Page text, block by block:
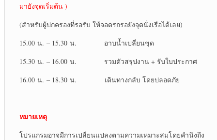
มายังจุดเริ่มต้น )
(สำหรับผู้ปกครองที่รอรับ ให้จอดรถรอยังจุดนั่งเรือได้เลย)
15.00 น. – 15.30 น. อาบน้ำเปลี่ยนชุด
15.30 น. – 16.00 น. รวมตัวสรุปงาน + รับใบประกาศ
16.00 น. – 18.30 น. เดินทางกลับ โดยปลอดภัย
หมายเหตุ
โปรแกรมอาจมีการเปลี่ยนแปลงตามความเหมาะสมโดยคำนึงถึง